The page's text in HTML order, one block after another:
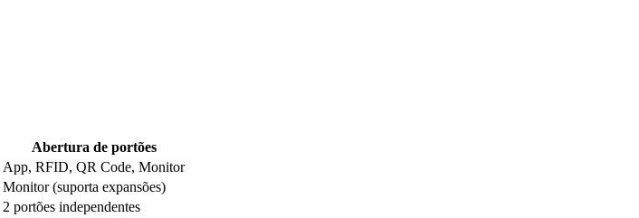
Abertura de portões
App, RFID, QR Code, Monitor
Monitor (suporta expansões)
2 portões independentes